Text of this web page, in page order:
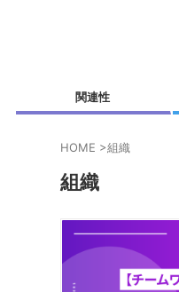
関連性
HOME >組織
組織